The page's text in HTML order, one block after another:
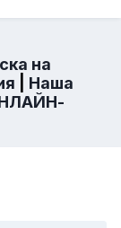
на
Наша